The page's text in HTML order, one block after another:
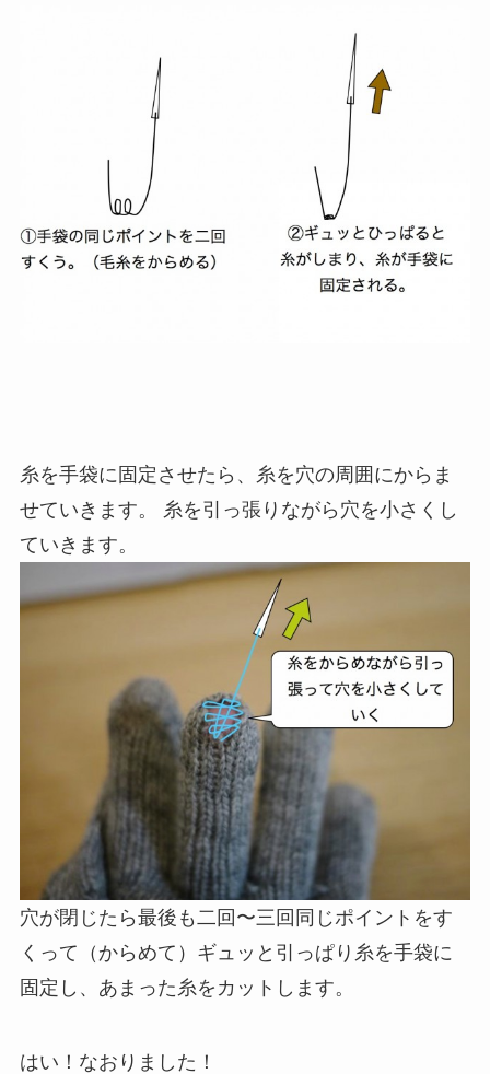
糸を手袋に固定させたら、糸を穴の周囲にからま
せていきます。 糸を引っ張りながら穴を小さくし
ていきます。
穴が閉じたら最後も二回〜三回同じポイントをす
くって（からめて）ギュッと引っぱり糸を手袋に
固定し、あまった糸をカットします。
はい！なおりました！